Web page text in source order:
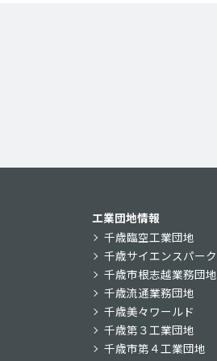
工業団地情報
千歳臨空工業団地
千歳サイエンスパーク
千歳市根志越業務団地
千歳流通業務団地
千歳美々ワールド
千歳第３工業団地
千歳市第４工業団地